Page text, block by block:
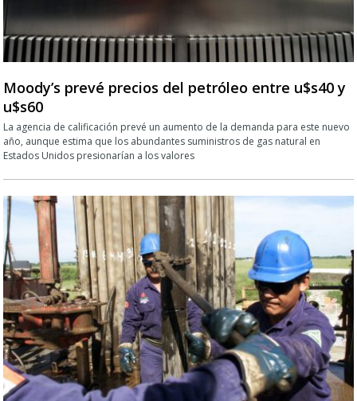
Moody’s prevé precios del petróleo entre u$s40 y
u$s60
La agencia de calificación prevé un aumento de la demanda para este nuevo
año, aunque estima que los abundantes suministros de gas natural en
Estados Unidos presionarían a los valores